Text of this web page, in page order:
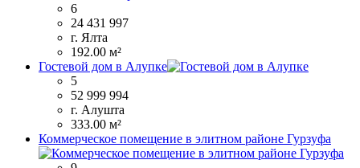
6
24 431 997
г. Ялта
192.00 м²
Гостевой дом в Алупке
5
52 999 994
г. Алушта
333.00 м²
Коммерческое помещение в элитном районе Гурзуфа